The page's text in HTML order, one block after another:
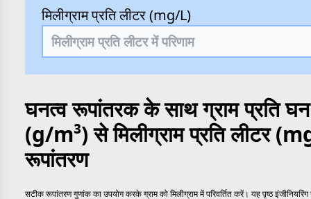
मिलीग्राम प्रति लीटर (mg/L)
घनत्व रूपांतरक के साथ ग्राम प्रति
(g/m³) से मिलीग्राम प्रति लीटर
रूपांतरण
सटीक रूपांतरण गुणांक का उपयोग करके ग्राम को मिलीग्राम में परिवर्तित करें। यह पृष्ठ